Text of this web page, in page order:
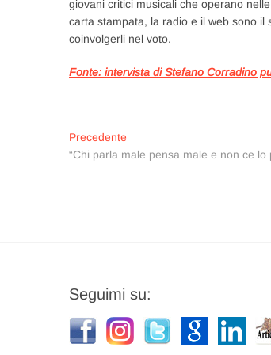
giovani critici musicali che operano
carta stampata, la radio e il web sono
coinvolgerli nel voto.
Fonte: intervista di Stefano Corradino
Navigazione
articoli
Precedente
precedente:
“Chi parla male pensa male e non ce
Seguimi su: